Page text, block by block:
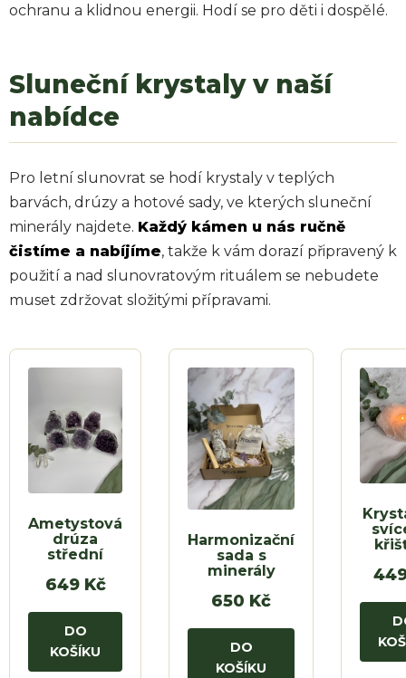
ochranu a klidnou energii. Hodí se pro děti i dospělé.
Sluneční krystaly v naší
nabídce
Pro letní slunovrat se hodí krystaly v teplých
barvách, drúzy a hotové sady, ve kterých sluneční
minerály najdete. Každý kámen u nás ručně
čistíme a nabíjíme, takže k vám dorazí připravený k
použití a nad slunovratovým rituálem se nebudete
muset zdržovat složitými přípravami.
Ametystová
drúza
střední
649 Kč
DO
KOŠÍKU
Harmonizační
sada s
minerály
650 Kč
DO
KOŠÍKU